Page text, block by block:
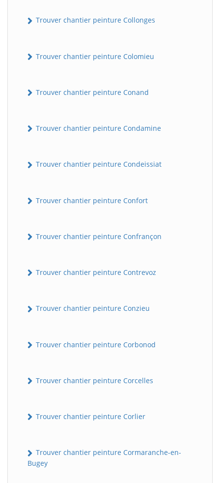
Trouver chantier peinture Collonges
Trouver chantier peinture Colomieu
Trouver chantier peinture Conand
Trouver chantier peinture Condamine
Trouver chantier peinture Condeissiat
Trouver chantier peinture Confort
Trouver chantier peinture Confrançon
Trouver chantier peinture Contrevoz
Trouver chantier peinture Conzieu
Trouver chantier peinture Corbonod
Trouver chantier peinture Corcelles
Trouver chantier peinture Corlier
Trouver chantier peinture Cormaranche-en-
Bugey
B BatiWebPro